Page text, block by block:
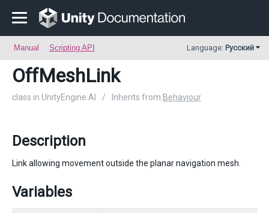
Manual Scripting API Language: Русский
OffMeshLink
class in UnityEngine.AI / Inherits from:Behaviour
Description
Link allowing movement outside the planar navigation mesh.
Variables